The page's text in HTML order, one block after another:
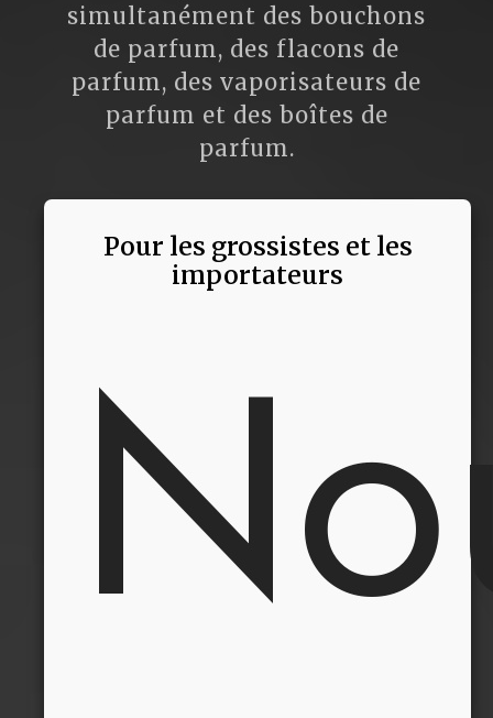
simultanément des bouchons
de parfum, des flacons de
parfum, des vaporisateurs de
parfum et des boîtes de
parfum.
Pour les grossistes et les
importateurs